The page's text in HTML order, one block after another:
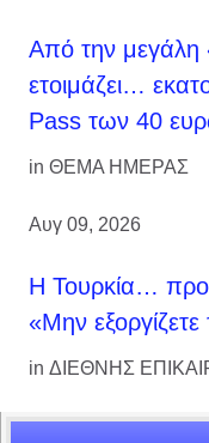
Από την μεγάλη
ετοιμάζει…
Pass των 40
in ΘΕΜΑ ΗΜΕΡΑΣ
Αυγ 09, 2026
Η Τουρκία…
«Μην
in ΔΙΕΘΝΗΣ